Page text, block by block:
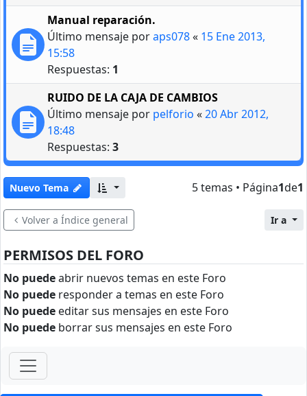
Manual reparación.
Último mensaje poraps078« 15 Ene 2013,
15:58
Respuestas: 1
RUIDO DE LA CAJA DE CAMBIOS
Último mensaje por pelforio «20 Abr 2012,
18:48
Respuestas: 3
Nuevo Tema 5 temas • Página1de1
Volver a Índice general Ir a
PERMISOS DEL FORO
No puedeabrir nuevos temas en este Foro
No puede responder a temas en este Foro
No puede editar sus mensajes en este Foro
No puede borrar sus mensajes en este Foro